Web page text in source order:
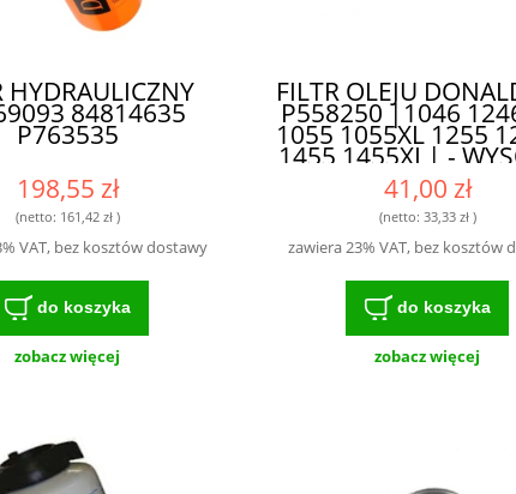
HYDRAULICZNY
84814635
P763535
198,55 zł
(netto: 161,42 zł)
VAT, bez kosztów dostawy
do koszyka
zobacz więcej
FILTR OLEJU
P558250 |1046
1055 1055XL 1255
1455 1455XL| -
KLASY FILTR DLA
ROLNIKÓW I
MECHANIKÓW
41,00 zł
(netto: 33,33 zł)
zawiera 23% VAT, bez kosztów
do koszyka
zobacz więcej